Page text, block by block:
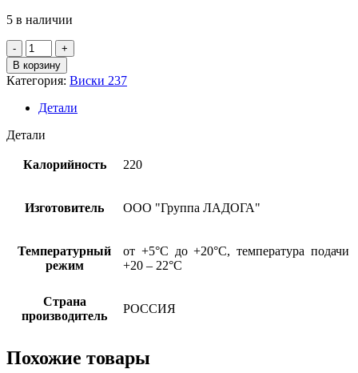
5 в наличии
Количество
товара
Виски
ирл.купаж.
"КЕРРИГРИН"
40%,
0,7л
В корзину
Категория: Виски 237
Детали
Детали
Калорийность 220
Изготовитель ООО "Группа ЛАДОГА"
Температурный
режим
от +5°С до +20°С, температура подачи
+20 – 22°С
Страна
производитель
РОССИЯ
Похожие товары